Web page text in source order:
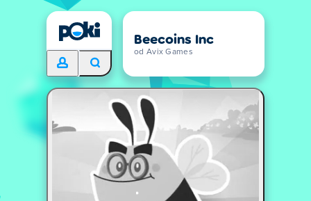
Beecoins Inc
od Avix Games